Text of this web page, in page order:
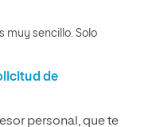
muy sencillo. Solo
de
personal, que te